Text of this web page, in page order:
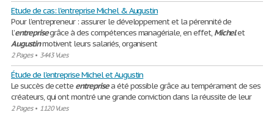
Etude de cas: l'entreprise Michel & Augustin
Pour l’entrepreneur : assurer le développement et la pérennité de
l’entreprisegrâce à des compétences managériale, en effet, Michelet
Augustinmotivent leurs salariés, organisent
2 Pages• 3443 Vues
Étude de l'entreprise Michel et Augustin
Le succès de cette entreprisea été possible grâce au tempérament de ses
créateurs, qui ont montré une grande conviction dans la réussite de leur
2 Pages• 1120 Vues